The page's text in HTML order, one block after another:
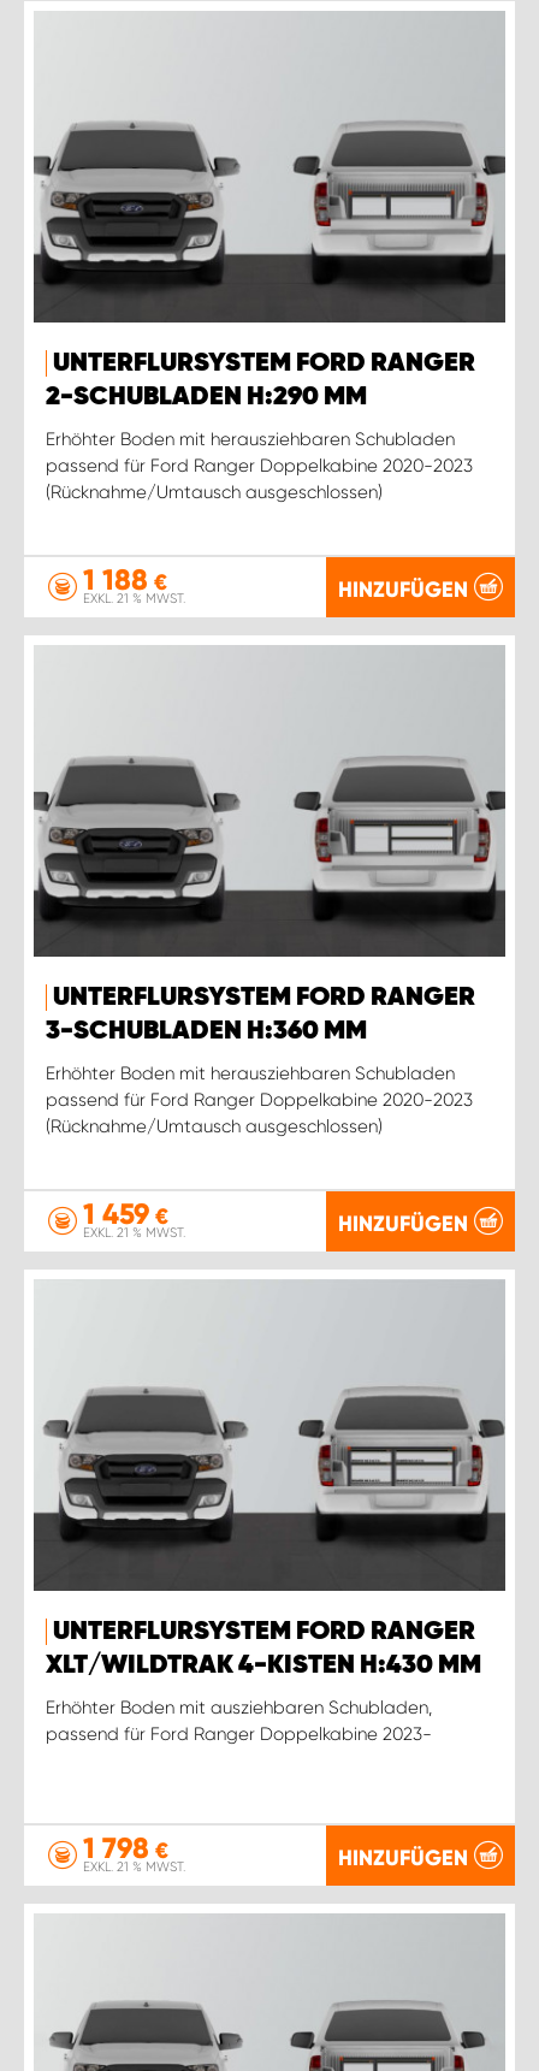
UNTERFLURSYSTEM FORD RANGER
2-SCHUBLADEN H:290 MM
Erhöhter Boden mit herausziehbaren Schubladen
passend für Ford Ranger Doppelkabine 2020-2023
(Rücknahme/Umtausch ausgeschlossen)
1 188 €
EXKL. 21 % MWST. HINZUFÜGEN
UNTERFLURSYSTEM FORD RANGER
3-SCHUBLADEN H:360 MM
Erhöhter Boden mit herausziehbaren Schubladen
passend für Ford Ranger Doppelkabine 2020-2023
(Rücknahme/Umtausch ausgeschlossen)
1 459 €
EXKL. 21 % MWST. HINZUFÜGEN
UNTERFLURSYSTEM FORD RANGER
XLT/WILDTRAK 4-KISTEN H:430 MM
Erhöhter Boden mit ausziehbaren Schubladen,
passend für Ford Ranger Doppelkabine 2023-
1 798 €
EXKL. 21 % MWST. HINZUFÜGEN